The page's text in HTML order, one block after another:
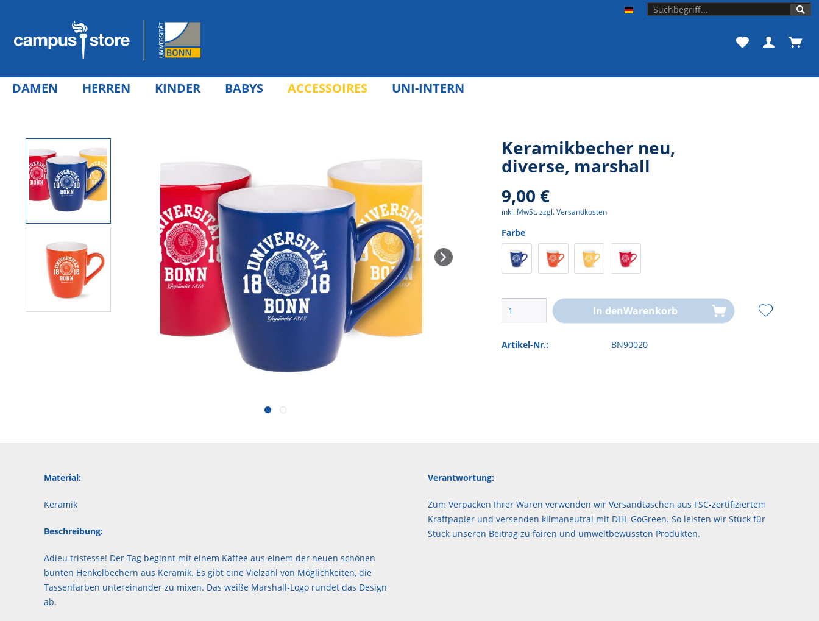
Unishop der Universität Bonn
DAMEN HERREN KINDER BABYS ACCESSOIRES UNI-INTERN
Keramikbecher neu,
diverse, marshall
9,00 €
inkl. MwSt.zzgl. Versandkosten
Farbe
In denWarenkorb
Artikel-Nr.: BN90020
Material:
Keramik
Beschreibung:
Adieu tristesse! Der Tag beginnt mit einem Kaffee aus einem der neuen schönen
bunten Henkelbechern aus Keramik. Es gibt eine Vielzahl von Möglichkeiten, die
Tassenfarben untereinander zu mixen. Das weiße Marshall-Logo rundet das Design
ab.
Verantwortung:
Zum Verpacken Ihrer Waren verwenden wir Versandtaschen aus FSC-zertifiziertem
Kraftpapier und versenden klimaneutral mit DHL GoGreen. So leisten wir Stück für
Stück unseren Beitrag zu fairen und umweltbewussten Produkten.